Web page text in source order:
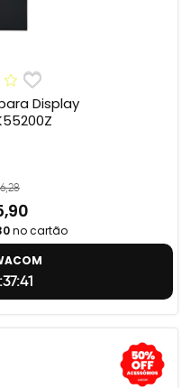
Display
no cartão